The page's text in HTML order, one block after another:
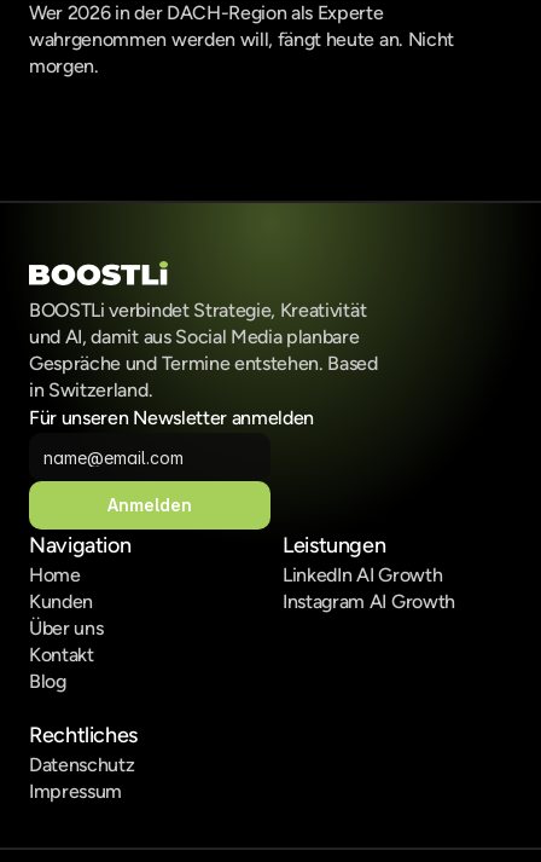
Wer 2026 in der DACH-Region als Experte
wahrgenommen werden will, fängt heute an. Nicht
morgen.
BOOSTLi verbindet Strategie, Kreativität
und AI, damit aus Social Media planbare
Gespräche und Termine entstehen. Based
in Switzerland.
Für unseren Newsletter anmelden
Anmelden
Navigation
Home
Kunden
Über uns
Kontakt
Blog
Leistungen
LinkedIn AI Growth
Instagram AI Growth
Rechtliches
Datenschutz
Impressum